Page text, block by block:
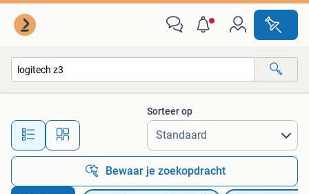
Alle afstanden…
Sorteer op
Bewaar je zoekopdracht